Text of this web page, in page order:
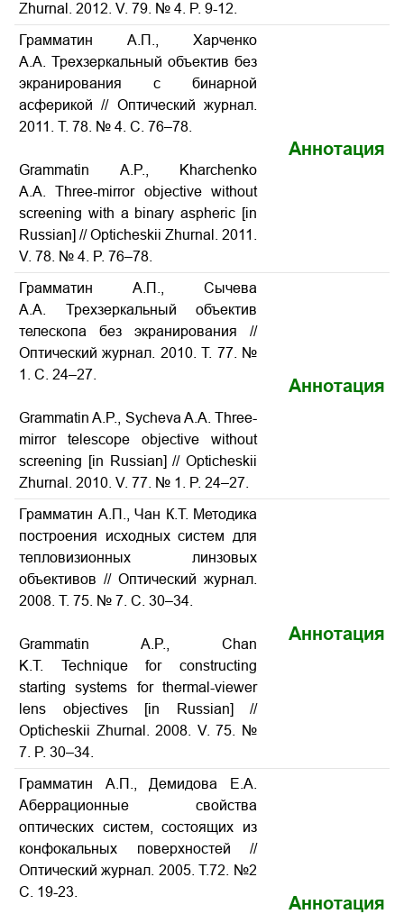
Zhurnal. 2012. V. 79. № 4. P. 9-12.
Грамматин А.П., Харченко
А.А. Трехзеркальный объектив без
экранирования с бинарной
асферикой // Оптический журнал.
2011. Т. 78. № 4. С. 76–78.
Grammatin A.P., Kharchenko
A.A. Three-mirror objective without
screening with a binary aspheric [in
Russian] // Opticheskii Zhurnal. 2011.
V. 78. № 4. P. 76–78.
Аннотация
Грамматин А.П., Сычева
А.А. Трехзеркальный объектив
телескопа без экранирования //
Оптический журнал. 2010. Т. 77. №
1. С. 24–27.
Grammatin A.P., Sycheva A.A. Three-
mirror telescope objective without
screening [in Russian] // Opticheskii
Zhurnal. 2010. V. 77. № 1. P. 24–27.
Аннотация
Грамматин А.П., Чан К.Т. Методика
построения исходных систем для
тепловизионных линзовых
объективов // Оптический журнал.
2008. Т. 75. № 7. С. 30–34.
Grammatin A.P., Chan
K.T. Technique for constructing
starting systems for thermal-viewer
lens objectives [in Russian] //
Opticheskii Zhurnal. 2008. V. 75. №
7. P. 30–34.
Аннотация
Грамматин А.П., Демидова Е.А.
Аберрационные свойства
оптических систем, состоящих из
конфокальных поверхностей //
Оптический журнал. 2005. Т.72. №2
С. 19-23.
Аннотация